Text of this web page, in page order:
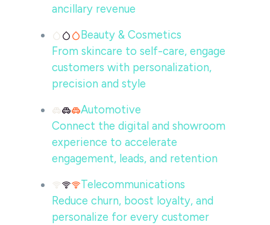
ancillary revenue
Beauty & Cosmetics
From skincare to self-care, engage
customers with personalization,
precision and style
Automotive
Connect the digital and showroom
experience to accelerate
engagement, leads, and retention
Telecommunications
Reduce churn, boost loyalty, and
personalize for every customer